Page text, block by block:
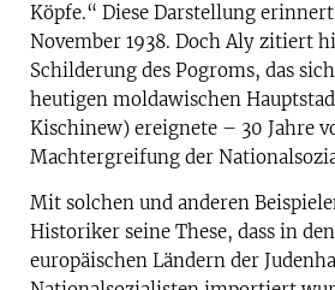
Köpfe.“ Diese Darstellung
November 1938. Doch Aly zitiert
Schilderung des Pogroms, das
heutigen moldawischen
Kischinew) ereignete – 30 Jahre
Machtergreifung der
Mit solchen und anderen
Historiker seine These, dass in
europäischen Ländern der